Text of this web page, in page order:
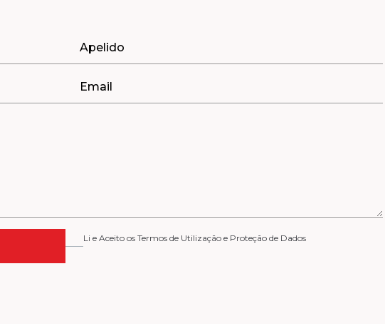
Li e Aceito os Termos de Utilização e Proteção de Dados